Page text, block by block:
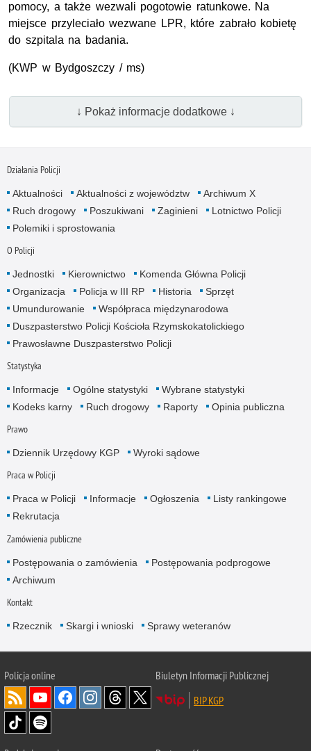
pomocy, a także wezwali pogotowie ratunkowe. Na
miejsce przyleciało wezwane LPR, które zabrało kobietę
do szpitala na badania.
(KWP w Bydgoszczy / ms)
↓ Pokaż informacje dodatkowe ↓
Działania Policji
Aktualności Aktualności z województw
Archiwum X
Ruch drogowy
Poszukiwani Zaginieni
Lotnictwo Policji
Polemiki i sprostowania
O Policji
Jednostki Kierownictwo
Komenda Główna Policji
Organizacja
Policja w III RP Historia
Sprzęt
Umundurowanie
Współpraca międzynarodowa
Duszpasterstwo Policji Kościoła Rzymskokatolickiego
Prawosławne Duszpasterstwo Policji
Statystyka
Informacje Ogólne statystyki
Wybrane statystyki
Kodeks karny
Ruch drogowy Raporty Opinia publiczna
Prawo
Dziennik Urzędowy KGP Wyroki sądowe
Praca w Policji
Praca w Policji Informacje Ogłoszenia
Listy rankingowe
Rekrutacja
Zamówienia publiczne
Postępowania o zamówienia
Postępowania podprogowe
Archiwum
Kontakt
Rzecznik Skargi i wnioski Sprawy weteranów
Policjaonline
Biuletyn Informacji Publicznej
BIP KGP